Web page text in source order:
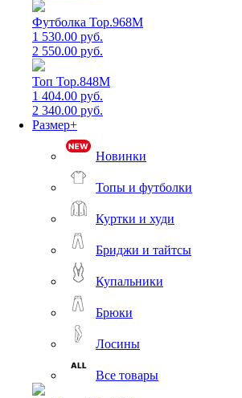
Футболка Top.968M
1 530.00 руб.
2 550.00 руб.
Топ Top.848M
1 404.00 руб.
2 340.00 руб.
Размер+
Новинки
Топы и футболки
Куртки и худи
Бриджи и тайтсы
Купальники
Брюки
Лосины
Все товары